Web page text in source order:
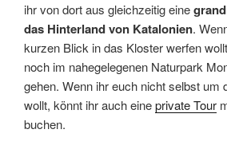
ihr von dort aus gleichzeitig eine
das Hinterland von Katalonien.
kurzen Blick in das Kloster werfen
noch im nahegelegenen Naturpark
gehen. Wenn ihr euch nicht selbst um
wollt, könnt ihr auch eineprivate Tour
buchen.